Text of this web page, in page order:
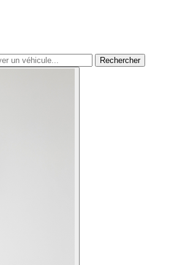
Rechercher